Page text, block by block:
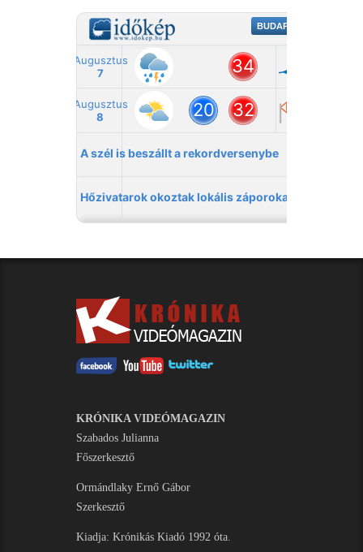
KRÓNIKA VIDEÓMAGAZIN
Szabados Julianna
Főszerkesztő
Ormándlaky Ernő Gábor
Szerkesztő
Kiadja: Krónikás Kiadó 1992 óta.